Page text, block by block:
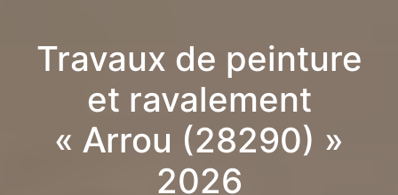
Travaux de peinture
et ravalement
« Arrou (28290) »
2026